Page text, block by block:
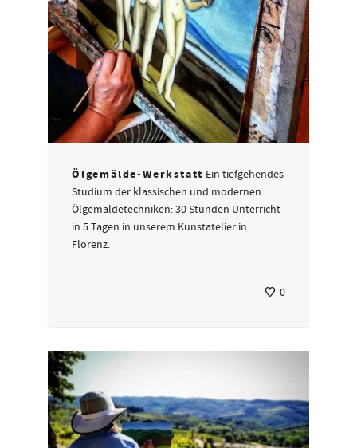
Ölgemälde-Werkstatt Ein tiefgehendes
Studium der klassischen und modernen
Ölgemäldetechniken: 30 Stunden Unterricht
in 5 Tagen in unserem Kunstatelier in
Florenz.
0